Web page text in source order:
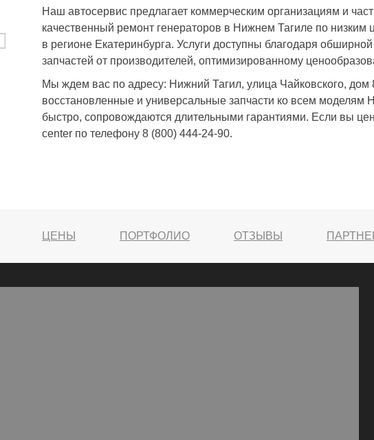
Наш автосервис предлагает коммерческим организациям и
качественный ремонт генераторов в Нижнем Тагиле по
в регионе Екатеринбурга. Услуги доступны благодаря
запчастей от производителей, оптимизированному
Мы ждем вас по адресу: Нижний Тагил, улица Чайковского, дом
восстановленные и универсальные запчасти ко всем моделям
быстро, сопровождаются длительными гарантиями. Если вы
center по телефону 8 (800) 444-24-90.
ЦЕНЫ ПОРТФОЛИО ОТЗЫВЫ